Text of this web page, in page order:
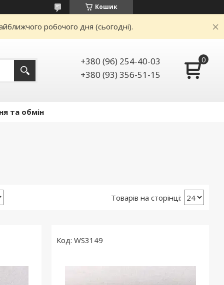
Кошик
робочого дня (сьогодні).
+380 (96) 254-40-03
+380 (93) 356-51-15
та обмін
WS3149